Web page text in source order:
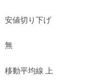
安値切り下げ
無
移動平均線 上